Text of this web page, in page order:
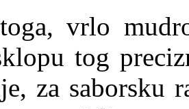
vrlo
tog
za saborsku